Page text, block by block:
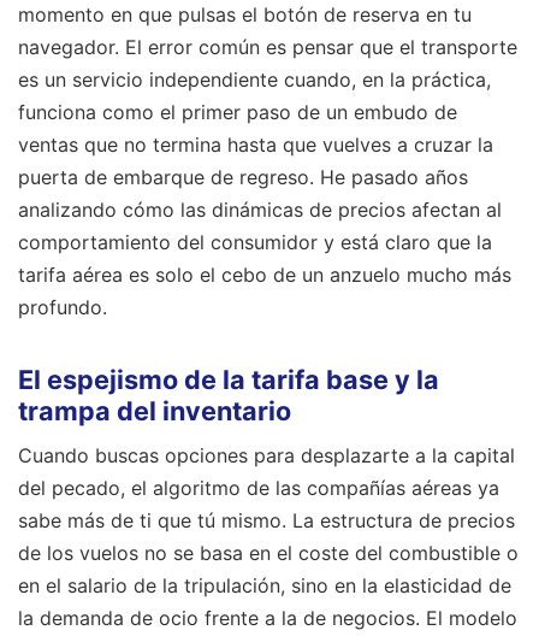
momento en que pulsas el botón de reserva en tu
navegador. El error común es pensar que el transporte
es un servicio independiente cuando, en la práctica,
funciona como el primer paso de un embudo de
ventas que no termina hasta que vuelves a cruzar la
puerta de embarque de regreso. He pasado años
analizando cómo las dinámicas de precios afectan al
comportamiento del consumidor y está claro que la
tarifa aérea es solo el cebo de un anzuelo mucho más
profundo.
El espejismo de la tarifa base y la
trampa del inventario
Cuando buscas opciones para desplazarte a la capital
del pecado, el algoritmo de las compañías aéreas ya
sabe más de ti que tú mismo. La estructura de precios
de los vuelos no se basa en el coste del combustible o
en el salario de la tripulación, sino en la elasticidad de
la demanda de ocio frente a la de negocios. El modelo